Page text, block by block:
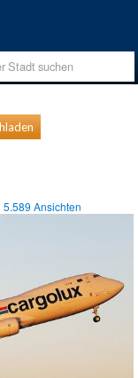
5.589 Ansichten